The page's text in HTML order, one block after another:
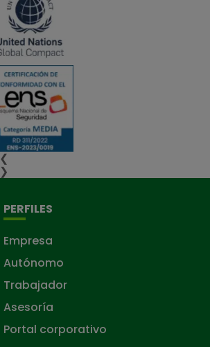
❮
❯
PERFILES
Empresa
Autónomo
Trabajador
Asesoría
Portal corporativo